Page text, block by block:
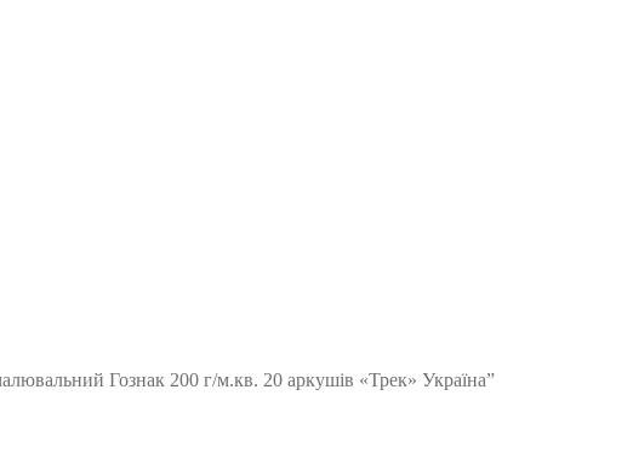
Гознак 200 г/м.кв. 20 аркушів «Трек» Україна”